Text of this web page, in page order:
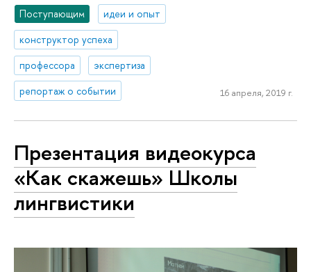
Поступающим
идеи и опыт
конструктор успеха
профессора
экспертиза
репортаж о событии
16 апреля, 2019 г.
Презентация видеокурса
«Как скажешь» Школы
лингвистики